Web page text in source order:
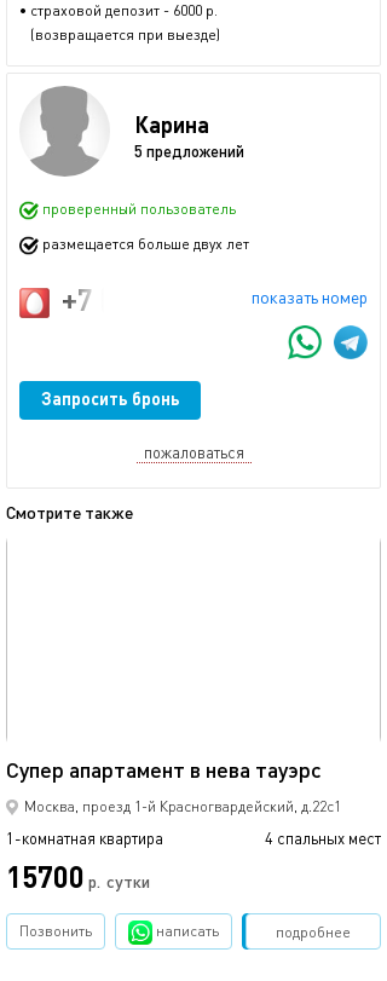
• страховой депозит - 6000 р.
(возвращается при выезде)
Карина
5 предложений
проверенный пользователь
размещается больше двух лет
показать номер
+7 (985) 624-30-06
Запросить бронь
пожаловаться
Смотрите также
Супер апартамент в нева тауэрс
Москва, проезд 1-й Красногвардейский, д.22с1
1-комнатная квартира 4 спальных мест
15700 р. сутки
подробнее
Позвонить написать Забронировать